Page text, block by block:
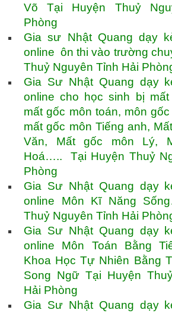
Võ Tại Huyện Thuỷ
Phòng
Gia sư Nhật Quang dạy
online ôn thi vào trường
Thuỷ Nguyên Tỉnh Hải
Gia Sư Nhật Quang dạy
online cho học sinh bị
mất gốc môn toán, môn
mất gốc môn Tiếng anh,
Văn, Mất gốc môn Lý,
Hoá….. Tại Huyện Thuỷ
Phòng
Gia Sư Nhật Quang dạy
online Môn Kĩ Năng
Thuỷ Nguyên Tỉnh Hải
Gia Sư Nhật Quang dạy
online Môn Toán Bằng
Khoa Học Tự Nhiên Bằng
Song Ngữ Tại Huyện
Hải Phòng
Gia Sư Nhật Quang dạy